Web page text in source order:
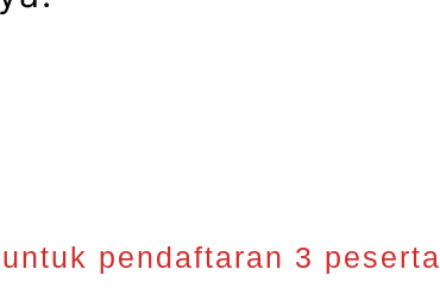
pendaftaran 3 peserta